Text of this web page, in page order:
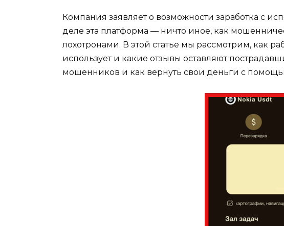
Компания заявляет о возможности заработка с
деле эта платформа — ничто иное, как
лохотронами. В этой статье мы рассмотрим, как
использует и какие отзывы оставляют
мошенников и как вернуть свои деньги с